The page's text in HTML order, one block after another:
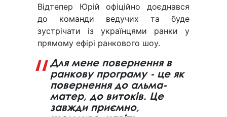
Відтепер Юрій офіційно доєднався
до команди ведучих та буде
зустрічати із українцями ранки у
прямому ефірі ранкового шоу.
Для мене повернення в
ранкову програму - це як
повернення до альма-
матер, до витоків. Це
завжди приємно,